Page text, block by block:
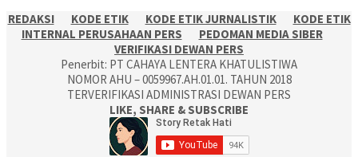
REDAKSI
KODE ETIK KODE ETIK JURNALISTIK
KODE ETIK
INTERNAL PERUSAHAAN PERS
PEDOMAN MEDIA SIBER
VERIFIKASI DEWAN PERS
Penerbit: PT CAHAYA LENTERA KHATULISTIWA
NOMOR AHU – 0059967.AH.01.01. TAHUN 2018
TERVERIFIKASI ADMINISTRASI DEWAN PERS
LIKE, SHARE & SUBSCRIBE